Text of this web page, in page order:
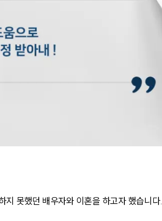
지 못했던 배우자와 이혼을 하고자 했습니다.